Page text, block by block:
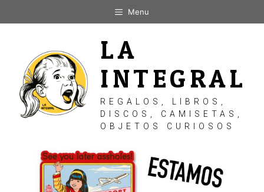
al
Menu
LA
INTEGRAL
REGALOS, LIBROS,
DISCOS, CAMISETAS,
OBJETOS CURIOSOS